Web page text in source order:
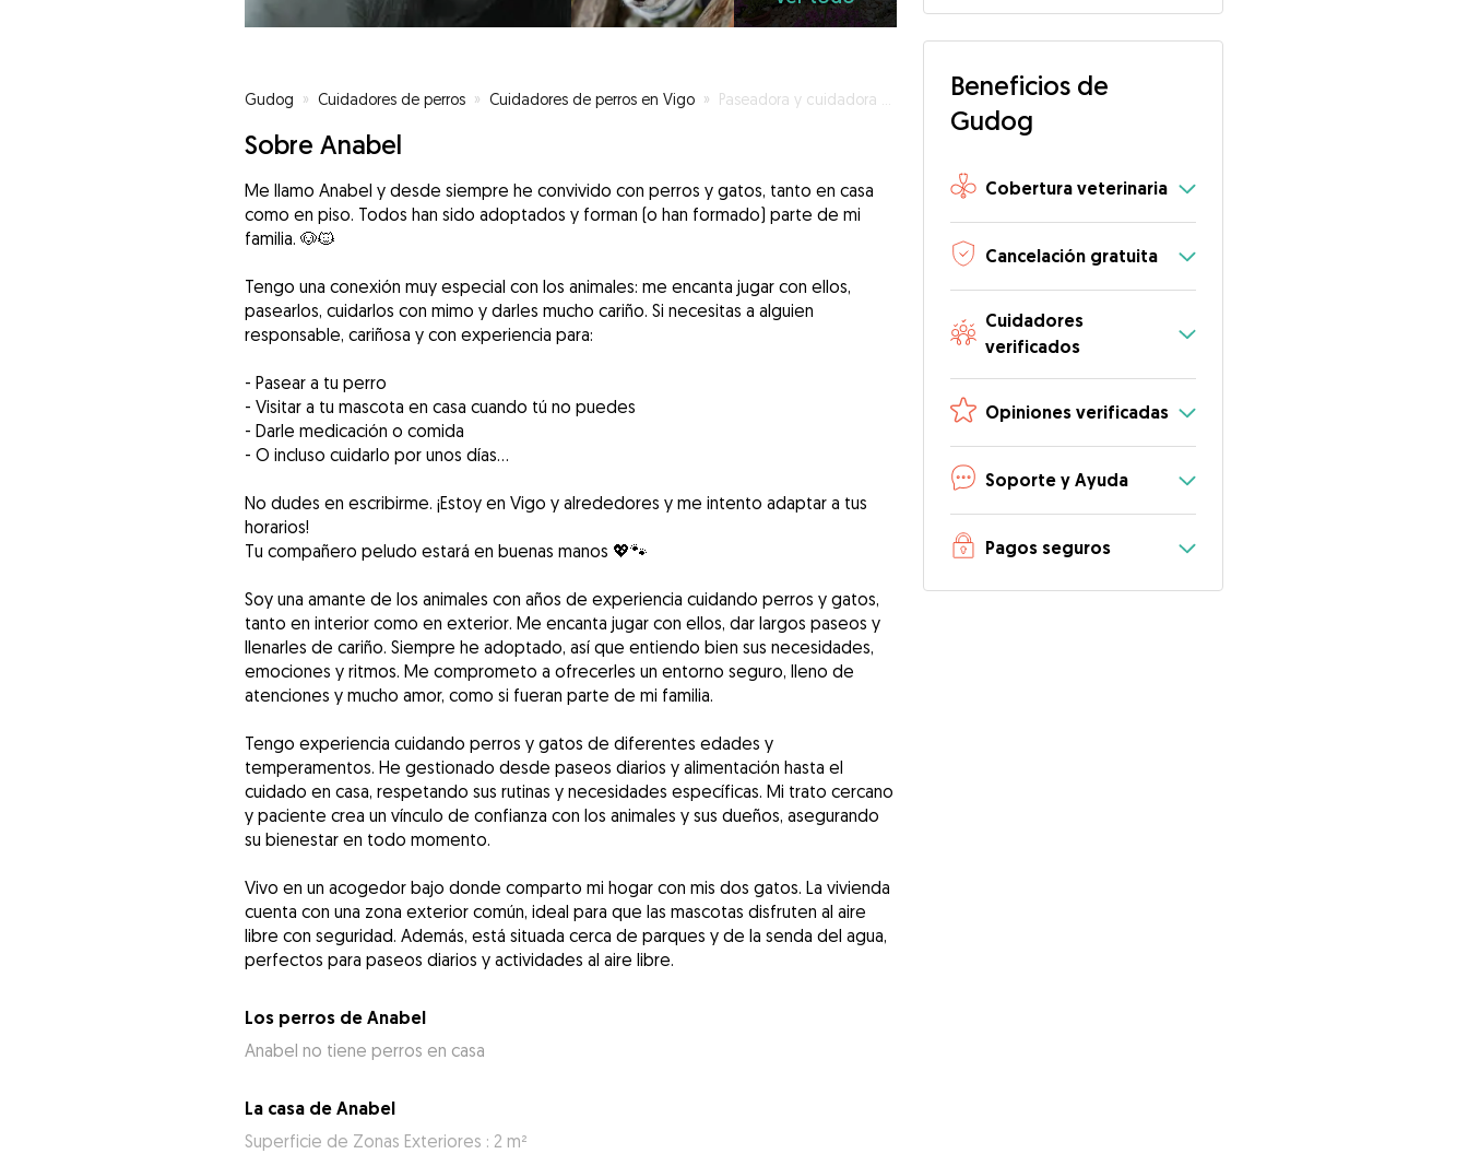
Gudog » Cuidadores de perros » Cuidadores de perros en Vigo » Paseadora y cuidadora con corazón animal 💖🐾
Sobre Anabel
Me llamo Anabel y desde siempre he convivido con perros y gatos, tanto en casa
como en piso. Todos han sido adoptados y forman (o han formado) parte de mi
familia. 🐶🐱
Tengo una conexión muy especial con los animales: me encanta jugar con ellos,
pasearlos, cuidarlos con mimo y darles mucho cariño. Si necesitas a alguien
responsable, cariñosa y con experiencia para:
- Pasear a tu perro
- Visitar a tu mascota en casa cuando tú no puedes
- Darle medicación o comida
- O incluso cuidarlo por unos días…
No dudes en escribirme. ¡Estoy en Vigo y alrededores y me intento adaptar a tus
horarios!
Tu compañero peludo estará en buenas manos 💖🐾
Soy una amante de los animales con años de experiencia cuidando perros y gatos,
tanto en interior como en exterior. Me encanta jugar con ellos, dar largos paseos y
llenarles de cariño. Siempre he adoptado, así que entiendo bien sus necesidades,
emociones y ritmos. Me comprometo a ofrecerles un entorno seguro, lleno de
atenciones y mucho amor, como si fueran parte de mi familia.
Tengo experiencia cuidando perros y gatos de diferentes edades y
temperamentos. He gestionado desde paseos diarios y alimentación hasta el
cuidado en casa, respetando sus rutinas y necesidades específicas. Mi trato cercano
y paciente crea un vínculo de confianza con los animales y sus dueños, asegurando
su bienestar en todo momento.
Vivo en un acogedor bajo donde comparto mi hogar con mis dos gatos. La vivienda
cuenta con una zona exterior común, ideal para que las mascotas disfruten al aire
libre con seguridad. Además, está situada cerca de parques y de la senda del agua,
perfectos para paseos diarios y actividades al aire libre.
Los perros de Anabel
Anabel no tiene perros en casa
La casa de Anabel
Superficie de Zonas Exteriores : 2 m²
Beneficios de
Gudog
Cobertura veterinaria
Cancelación gratuita
Cuidadores
verificados
Opiniones verificadas
Soporte y Ayuda
Pagos seguros